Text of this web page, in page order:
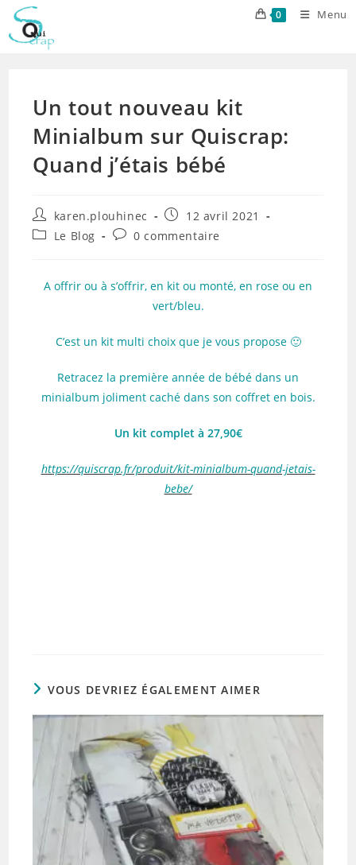
Skip
content
0 Menu
Un tout nouveau kit
Minialbum sur Quiscrap:
Quand j’étais bébé
Auteur/autrice
de
la
karen.plouhinec
Publication
publiée :
12 avril 2021
PostLe Blog
Commentaires
publication :
0 commentaire
A offrir ou à s’offrir, en kit ou monté, en rose ou en
vert/bleu.
C’est un kit multi choix que je vous propose 🙂
Retracez la première année de bébé dans un
minialbum joliment caché dans son coffret en bois.
Un kit complet à 27,90€
https://quiscrap.fr/produit/kit-minialbum-quand-jetais-
bebe/
VOUS DEVRIEZ ÉGALEMENT AIMER